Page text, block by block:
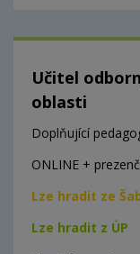
Učitel
oblasti
Doplňující
ONLINE +
Lze hradit ze
Lze hradit z ÚP